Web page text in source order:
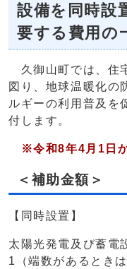
設備を同時設
要する費用の
久御山町では、住
図り、地球温暖化の
ルギーの利用普及を
付します。
※令和8年4月1日
＜補助金額＞
【同時設置】
太陽光発電及び蓄電
1（端数があるとき